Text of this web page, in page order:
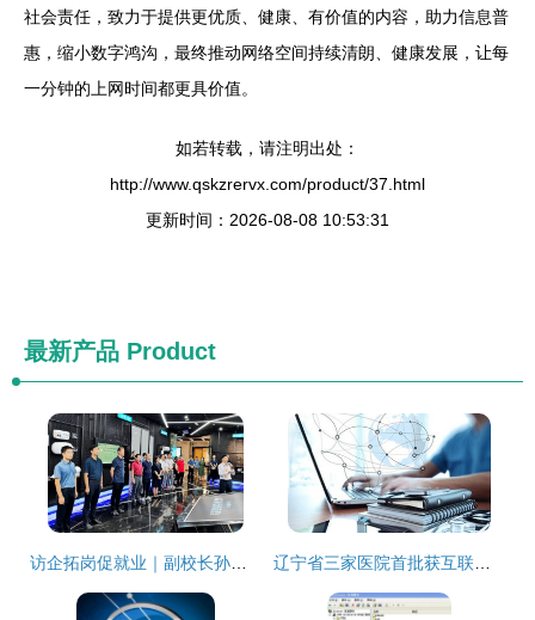
社会责任，致力于提供更优质、健康、有价值的内容，助力信息普
惠，缩小数字鸿沟，最终推动网络空间持续清朗、健康发展，让每
一分钟的上网时间都更具价值。
如若转载，请注明出处：
http://www.qskzrervx.com/product/37.html
更新时间：2026-08-08 10:53:31
最新产品 Product